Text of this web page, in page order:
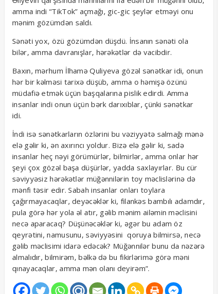
amma indi “TikTok” açmağı, gic-gic şeylər etməyi onu
mənim gözümdən saldı.
Sənəti yox, özü gözümdən düşdü. İnsanın sənəti ola
bilər, amma davranışlar, hərəkətlər də vacibdir.
Baxın, mərhum İlhamə Quliyeva gözəl sənətkar idi, onun
hər bir kəlməsi tarixə düşüb, amma o həmişə özünü
müdafiə etmək üçün başqalarına pislik edirdi. Amma
insanlar indi onun üçün bərk darıxıblar, çünki sənətkar
idi.
İndi isə sənətkarların özlərini bu vəziyyətə salmağı mənə
elə gəlir ki, ən axırıncı yoldur. Bizə elə gəlir ki, sadə
insanlar heç nəyi görümürlər, bilmirlər, amma onlar hər
şeyi çox gözəl başa düşürlər, yadda saxlayırlar. Bu cür
səviyyəsiz hərəkətlər müğənnilərin toy məclislərinə də
mənfi təsir edir. Sabah insanlar onları toylara
çağırmayacaqlar, deyəcəklər ki, filankəs bambılı adamdır,
pula görə hər yola əl atır, gəlib mənim ailəmin məclisini
necə aparacaq? Düşünəcəklər ki, əgər bu adam öz
qeyrətini, namusunu, səviyyəsini qoruya bilmirsə, necə
gəlib məclisimi idarə edəcək? Müğənnilər bunu da nəzərə
almalıdır, bilmirəm, bəlkə də bu fikirlərimə görə məni
qınayacaqlar, amma mən olanı deyirəm”.